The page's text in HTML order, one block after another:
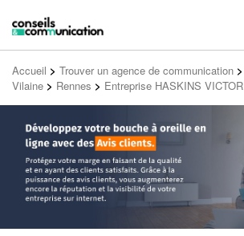
Accueil > Trouver un agence de communication >
Vilaine > Rennes > Entreprise HASKINS VICTOR